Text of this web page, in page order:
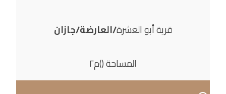
قرية أبو العشرة/العارضة/جازان
المساحة ()م٢